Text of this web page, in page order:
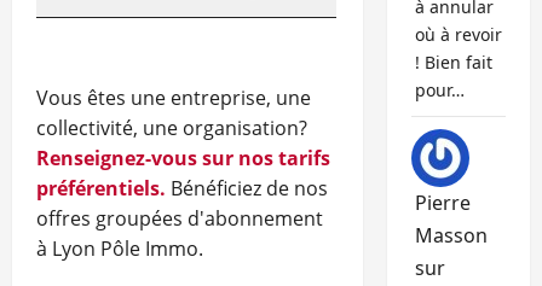
Vous êtes une entreprise, une
collectivité, une organisation?
Renseignez-vous sur nos tarifs
préférentiels. Bénéficiez de nos
offres groupées d'abonnement
à Lyon Pôle Immo.
à annular
où à revoir
! Bien fait
pour…
Pierre
Masson
sur